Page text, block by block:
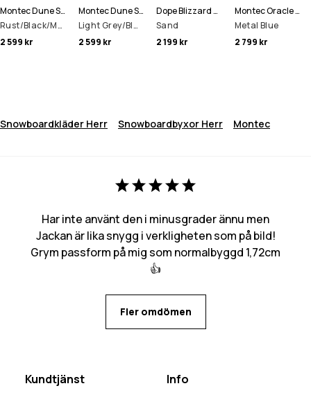
Montec Dune Snowboardjacka Man
Rust/Black/Metal Blue
2 599 kr
Montec Dune Snowboardjacka Man
Light Grey/Black
2 599 kr
Dope Blizzard Full Zip Snowboardjacka Man
Sand
2 199 kr
Montec Oracle Skidjacka Man
Metal Blue
2 799 kr
Snowboardkläder Herr Snowboardbyxor Herr Montec
Har inte använt den i minusgrader ännu men
Jackan är lika snygg i verkligheten som på bild!
Grym passform på mig som normalbyggd 1,72cm
👍
Fler omdömen
Kundtjänst Info